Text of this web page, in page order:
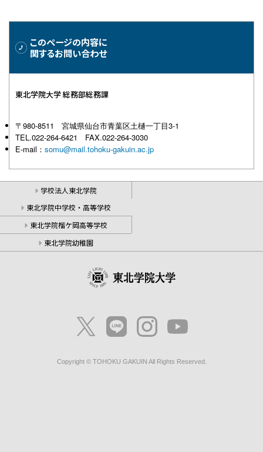
このページの内容に
関するお問い合わせ
東北学院大学 総務部総務課
〒980-8511 宮城県仙台市青葉区土樋一丁目3-1
TEL.022-264-6421 FAX.022-264-3030
E-mail： somu@mail.tohoku-gakuin.ac.jp
学校法人東北学院
東北学院中学校・高等学校
東北学院榴ケ岡高等学校
東北学院幼稚園
Copyright © TOHOKU GAKUIN All Rights Reserved.